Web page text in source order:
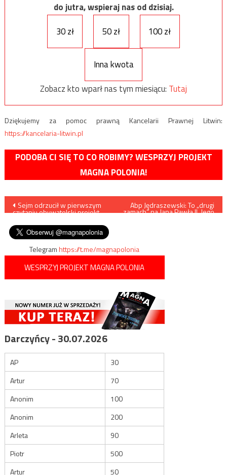
do jutra, wspieraj nas od dzisiaj.
30 zł
50 zł 100 zł
Inna kwota
Zobacz kto wparł nas tym miesiącu: Tutaj
Dziękujemy za pomoc prawną Kancelarii Prawnej Litwin:
https://kancelaria-litwin.pl
PODOBA CI SIĘ TO CO ROBIMY? WESPRZYJ PROJEKT
MAGNA POLONIA!
Nawigacja
wpisu
Sejm odrzucił w pierwszym
czytaniu obywatelski projekt
Abp Jędraszewski: To „drugi
zamach” na Jana Pawła II. Jego
Telegramhttps://t.me/magnapolonia
WESPRZYJ PROJEKT MAGNA POLONIA
Darczyńcy - 30.07.2026
AP
30
Artur
70
Anonim
100
Anonim
200
Arleta
90
Piotr
500
Artur
50